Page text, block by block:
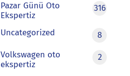
Pazar Günü Oto
Ekspertiz
316
Uncategorized
8
Volkswagen oto
ekspertiz
2